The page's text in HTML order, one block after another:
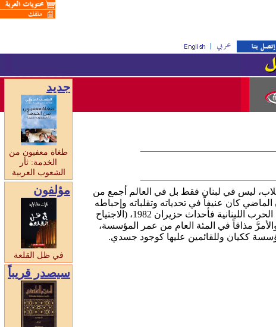
ليس في لبنان فقط بل في العالم أجمع من
أن الربع الأخير من القرن الماضي كان عنيفاً في تحدياته وتقلباته وإحباطه
ففي لبنان عشنا مضاعفات كارثة النكسة 1967، ثم أحداث 1969 فأحداث 1973 وبعدها أحداث 1975 بدء الحرب اللبنانية فأحداث حزيران 1982، (الاجتياح
والأكثر إحباطاً والأمرَّ مذاقاً في المئة العام من عمر المؤسسة،
ككيان وللقائمين عليها كوجود جسدي.
جديد
طغاة معفيون من
الخدمة: ثأر
الشعوب العربية
مؤلفون
في ظل القلعة
سيصدر قريبا